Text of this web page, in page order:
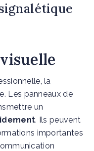
la
Les panneaux de
un
. Ils peuvent
importantes